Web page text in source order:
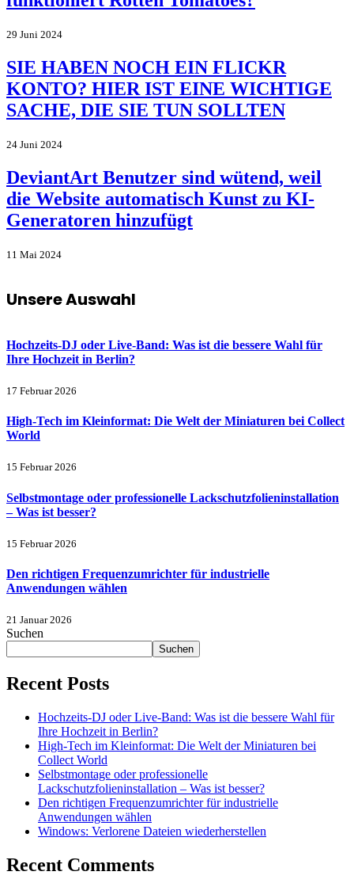
29 Juni 2024
SIE HABEN NOCH EIN FLICKR
KONTO? HIER IST EINE WICHTIGE
SACHE, DIE SIE TUN SOLLTEN
24 Juni 2024
DeviantArt Benutzer sind wütend, weil
die Website automatisch Kunst zu KI-
Generatoren hinzufügt
11 Mai 2024
Unsere Auswahl
Hochzeits-DJ oder Live-Band: Was ist die bessere Wahl für
Ihre Hochzeit in Berlin?
17 Februar 2026
High-Tech im Kleinformat: Die Welt der Miniaturen bei Collect
World
15 Februar 2026
Selbstmontage oder professionelle Lackschutzfolieninstallation
– Was ist besser?
15 Februar 2026
Den richtigen Frequenzumrichter für industrielle
Anwendungen wählen
21 Januar 2026
Suchen
Suchen
Recent Posts
Hochzeits-DJ oder Live-Band: Was ist die bessere Wahl für
Ihre Hochzeit in Berlin?
High-Tech im Kleinformat: Die Welt der Miniaturen bei
Collect World
Selbstmontage oder professionelle
Lackschutzfolieninstallation – Was ist besser?
Den richtigen Frequenzumrichter für industrielle
Anwendungen wählen
Windows: Verlorene Dateien wiederherstellen
Recent Comments